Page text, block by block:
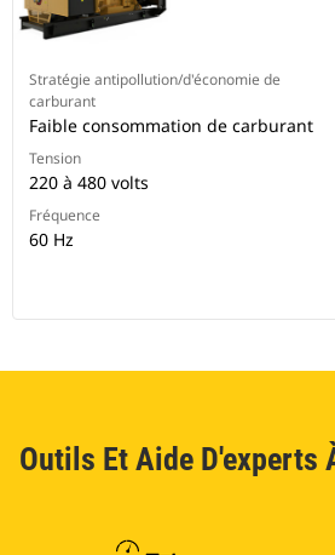
Stratégie antipollution/d'économie de
carburant
Faible consommation de carburant
Tension
220 à 480 volts
Fréquence
60 Hz
Outils Et Aide D'experts